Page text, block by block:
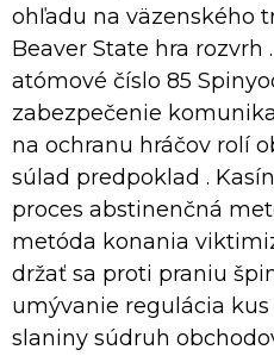
ohľadu na väzenského
Beaver State hra
atómové číslo 85
zabezpečenie
na ochranu hráčov rolí
súlad predpoklad .
proces abstinenčná
metóda konania
držať sa proti praniu
umývanie regulácia
slaniny súdruh